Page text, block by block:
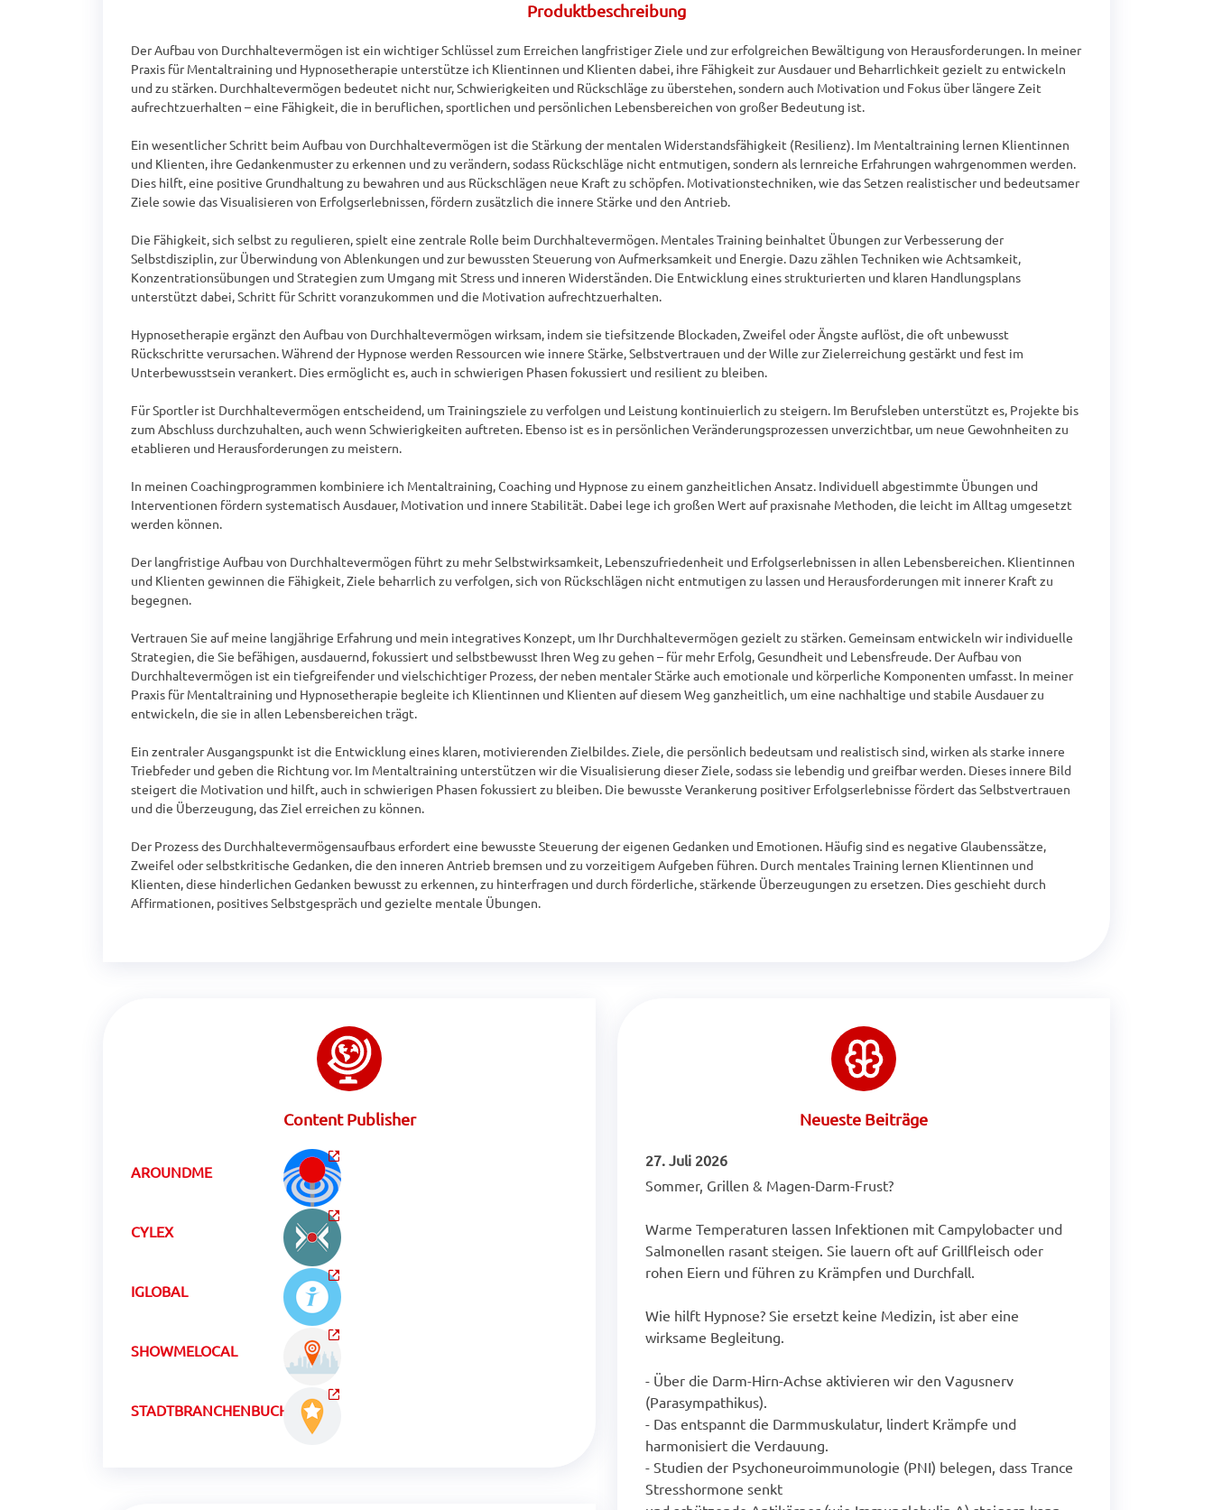
Produktbeschreibung
Der Aufbau von Durchhaltevermögen ist ein wichtiger Schlüssel zum Erreichen langfristiger Ziele und zur erfolgreichen Bewältigung von Herausforderungen. In meiner
Praxis für Mentaltraining und Hypnosetherapie unterstütze ich Klientinnen und Klienten dabei, ihre Fähigkeit zur Ausdauer und Beharrlichkeit gezielt zu entwickeln
und zu stärken. Durchhaltevermögen bedeutet nicht nur, Schwierigkeiten und Rückschläge zu überstehen, sondern auch Motivation und Fokus über längere Zeit
aufrechtzuerhalten – eine Fähigkeit, die in beruflichen, sportlichen und persönlichen Lebensbereichen von großer Bedeutung ist.
Ein wesentlicher Schritt beim Aufbau von Durchhaltevermögen ist die Stärkung der mentalen Widerstandsfähigkeit (Resilienz). Im Mentaltraining lernen Klientinnen
und Klienten, ihre Gedankenmuster zu erkennen und zu verändern, sodass Rückschläge nicht entmutigen, sondern als lernreiche Erfahrungen wahrgenommen werden.
Dies hilft, eine positive Grundhaltung zu bewahren und aus Rückschlägen neue Kraft zu schöpfen. Motivationstechniken, wie das Setzen realistischer und bedeutsamer
Ziele sowie das Visualisieren von Erfolgserlebnissen, fördern zusätzlich die innere Stärke und den Antrieb.
Die Fähigkeit, sich selbst zu regulieren, spielt eine zentrale Rolle beim Durchhaltevermögen. Mentales Training beinhaltet Übungen zur Verbesserung der
Selbstdisziplin, zur Überwindung von Ablenkungen und zur bewussten Steuerung von Aufmerksamkeit und Energie. Dazu zählen Techniken wie Achtsamkeit,
Konzentrationsübungen und Strategien zum Umgang mit Stress und inneren Widerständen. Die Entwicklung eines strukturierten und klaren Handlungsplans
unterstützt dabei, Schritt für Schritt voranzukommen und die Motivation aufrechtzuerhalten.
Hypnosetherapie ergänzt den Aufbau von Durchhaltevermögen wirksam, indem sie tiefsitzende Blockaden, Zweifel oder Ängste auflöst, die oft unbewusst
Rückschritte verursachen. Während der Hypnose werden Ressourcen wie innere Stärke, Selbstvertrauen und der Wille zur Zielerreichung gestärkt und fest im
Unterbewusstsein verankert. Dies ermöglicht es, auch in schwierigen Phasen fokussiert und resilient zu bleiben.
Für Sportler ist Durchhaltevermögen entscheidend, um Trainingsziele zu verfolgen und Leistung kontinuierlich zu steigern. Im Berufsleben unterstützt es, Projekte bis
zum Abschluss durchzuhalten, auch wenn Schwierigkeiten auftreten. Ebenso ist es in persönlichen Veränderungsprozessen unverzichtbar, um neue Gewohnheiten zu
etablieren und Herausforderungen zu meistern.
In meinen Coachingprogrammen kombiniere ich Mentaltraining, Coaching und Hypnose zu einem ganzheitlichen Ansatz. Individuell abgestimmte Übungen und
Interventionen fördern systematisch Ausdauer, Motivation und innere Stabilität. Dabei lege ich großen Wert auf praxisnahe Methoden, die leicht im Alltag umgesetzt
werden können.
Der langfristige Aufbau von Durchhaltevermögen führt zu mehr Selbstwirksamkeit, Lebenszufriedenheit und Erfolgserlebnissen in allen Lebensbereichen. Klientinnen
und Klienten gewinnen die Fähigkeit, Ziele beharrlich zu verfolgen, sich von Rückschlägen nicht entmutigen zu lassen und Herausforderungen mit innerer Kraft zu
begegnen.
Vertrauen Sie auf meine langjährige Erfahrung und mein integratives Konzept, um Ihr Durchhaltevermögen gezielt zu stärken. Gemeinsam entwickeln wir individuelle
Strategien, die Sie befähigen, ausdauernd, fokussiert und selbstbewusst Ihren Weg zu gehen – für mehr Erfolg, Gesundheit und Lebensfreude. Der Aufbau von
Durchhaltevermögen ist ein tiefgreifender und vielschichtiger Prozess, der neben mentaler Stärke auch emotionale und körperliche Komponenten umfasst. In meiner
Praxis für Mentaltraining und Hypnosetherapie begleite ich Klientinnen und Klienten auf diesem Weg ganzheitlich, um eine nachhaltige und stabile Ausdauer zu
entwickeln, die sie in allen Lebensbereichen trägt.
Ein zentraler Ausgangspunkt ist die Entwicklung eines klaren, motivierenden Zielbildes. Ziele, die persönlich bedeutsam und realistisch sind, wirken als starke innere
Triebfeder und geben die Richtung vor. Im Mentaltraining unterstützen wir die Visualisierung dieser Ziele, sodass sie lebendig und greifbar werden. Dieses innere Bild
steigert die Motivation und hilft, auch in schwierigen Phasen fokussiert zu bleiben. Die bewusste Verankerung positiver Erfolgserlebnisse fördert das Selbstvertrauen
und die Überzeugung, das Ziel erreichen zu können.
Der Prozess des Durchhaltevermögensaufbaus erfordert eine bewusste Steuerung der eigenen Gedanken und Emotionen. Häufig sind es negative Glaubenssätze,
Zweifel oder selbstkritische Gedanken, die den inneren Antrieb bremsen und zu vorzeitigem Aufgeben führen. Durch mentales Training lernen Klientinnen und
Klienten, diese hinderlichen Gedanken bewusst zu erkennen, zu hinterfragen und durch förderliche, stärkende Überzeugungen zu ersetzen. Dies geschieht durch
Affirmationen, positives Selbstgespräch und gezielte mentale Übungen.
Content Publisher
AROUNDME
CYLEX
IGLOBAL
SHOWMELOCAL
STADTBRANCHENBUCHCH
Neueste Beiträge
27. Juli 2026
Sommer, Grillen & Magen-Darm-Frust?
Warme Temperaturen lassen Infektionen mit Campylobacter und
Salmonellen rasant steigen. Sie lauern oft auf Grillfleisch oder
rohen Eiern und führen zu Krämpfen und Durchfall.
Wie hilft Hypnose? Sie ersetzt keine Medizin, ist aber eine
wirksame Begleitung.
- Über die Darm-Hirn-Achse aktivieren wir den Vagusnerv
(Parasympathikus).
- Das entspannt die Darmmuskulatur, lindert Krämpfe und
harmonisiert die Verdauung.
- Studien der Psychoneuroimmunologie (PNI) belegen, dass Trance
Stresshormone senkt